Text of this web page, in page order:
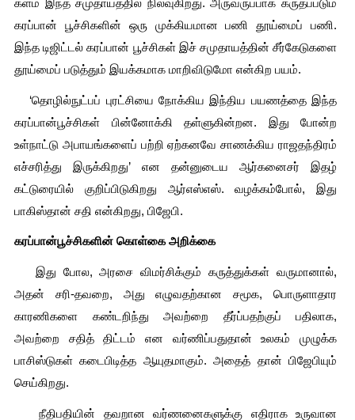
களம் இந்த சமுதாயத்தில் நிலவுகிறது. அருவருப்பாக கருதப்படும்
கரப்பான் பூச்சிகளின் ஒரு முக்கியமான பணி தூய்மைப் பணி.
இந்த டிஜிட்டல் கரப்பான் பூச்சிகள் இச் சமுதாயத்தின் சீர்கேடுகளை
தூய்மைப் படுத்தும் இயக்கமாக மாறிவிடுமோ என்கிற பயம்.
கரப்பான்பூச்சிகள் பின்னோக்கி தள்ளுகின்றன. இது போன்ற
உள்நாட்டு அபாயங்களைப் பற்றி ஏற்கனவே சாணக்கிய ராஜதந்திரம்
எச்சரித்து இருக்கிறது’ என தன்னுடைய ஆர்கனைசர் இதழ்
கட்டுரையில் குறிப்பிடுகிறது ஆர்எஸ்எஸ். வழக்கம்போல், இது
பாகிஸ்தான் சதி என்கிறது, பிஜேபி.
கரப்பான்பூச்சிகளின் கொள்கை அறிக்கை
அதன் சரி-தவறை, அது எழுவதற்கான சமூக, பொருளாதார
காரணிகளை கண்டறிந்து அவற்றை தீர்ப்பதற்குப் பதிலாக,
அவற்றை சதித் திட்டம் என வர்ணிப்பதுதான் உலகம் முழுக்க
பாசிஸ்டுகள் கடைபிடித்த ஆயுதமாகும். அதைத் தான் பிஜேபியும்
செய்கிறது.
   நீதிபதியின் தவறான வர்ணனைகளுக்கு எதிராக உருவான